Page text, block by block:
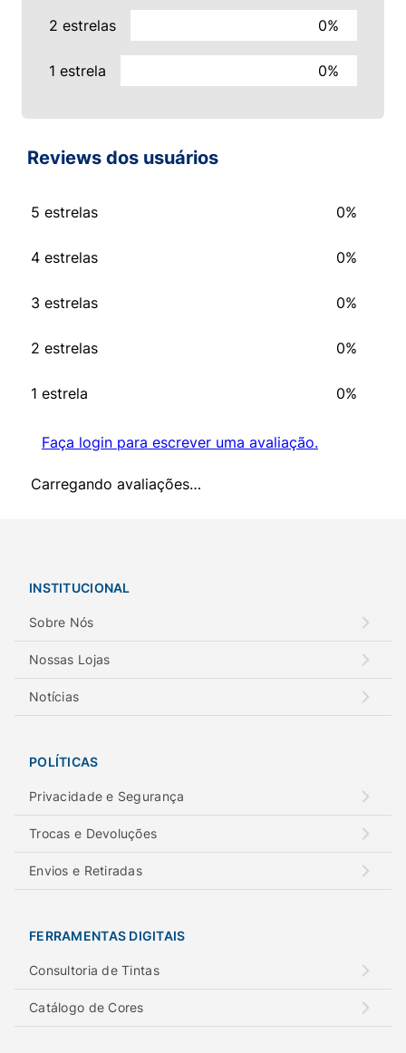
2 estrelas 0%
1 estrela 0%
Reviews dos usuários
5 estrelas 0%
4 estrelas 0%
3 estrelas 0%
2 estrelas 0%
1 estrela 0%
Faça login para escrever uma avaliação.
Carregando avaliações…
INSTITUCIONAL
Sobre Nós
Nossas Lojas
Notícias
POLÍTICAS
Privacidade e Segurança
Trocas e Devoluções
Envios e Retiradas
FERRAMENTAS DIGITAIS
Consultoria de Tintas
Catálogo de Cores